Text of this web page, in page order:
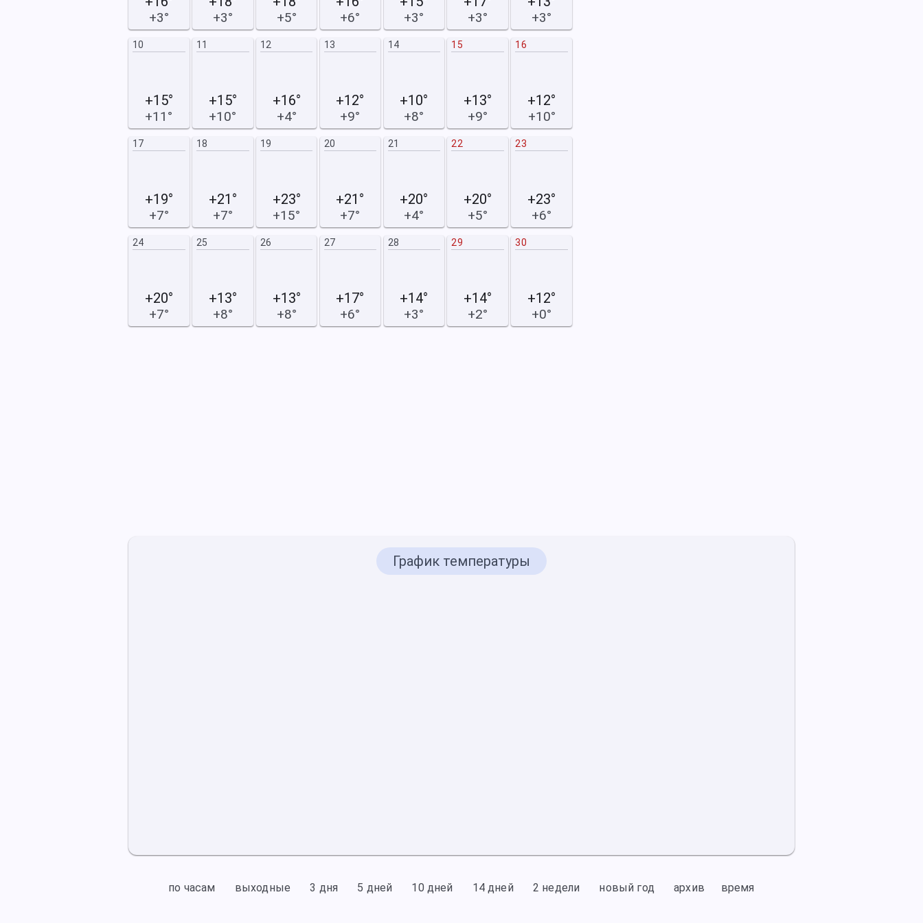
+3° +3° +5° +6° +3° +3° +3°
10
+15°
+11°
11
+15°
+10°
12
+16°
+4°
13
+12°
+9°
14
+10°
+8°
15
+13°
+9°
16
+12°
+10°
17
+19°
+7°
18
+21°
+7°
19
+23°
+15°
20
+21°
+7°
21
+20°
+4°
22
+20°
+5°
23
+23°
+6°
24
+20°
+7°
25
+13°
+8°
26
+13°
+8°
27
+17°
+6°
28
+14°
+3°
29
+14°
+2°
30
+12°
+0°
График температуры
по часам выходные 3 дня 5 дней 10 дней 14 дней 2 недели новый год архив время